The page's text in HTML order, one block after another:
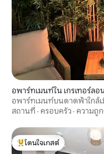
อพาร์ทเมนท์ใน เกรเทอร์ลอ
อพาร์ทเมนท์บนดาดฟ้าใกล้เ
สถานที่ · ครอบครัว · ความถู
โดนใจเกสต์ที่สุด
โดนใจเกสต์